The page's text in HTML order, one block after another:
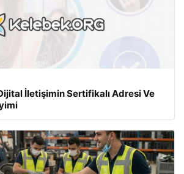
İletişimin Sertifikalı Adresi Ve